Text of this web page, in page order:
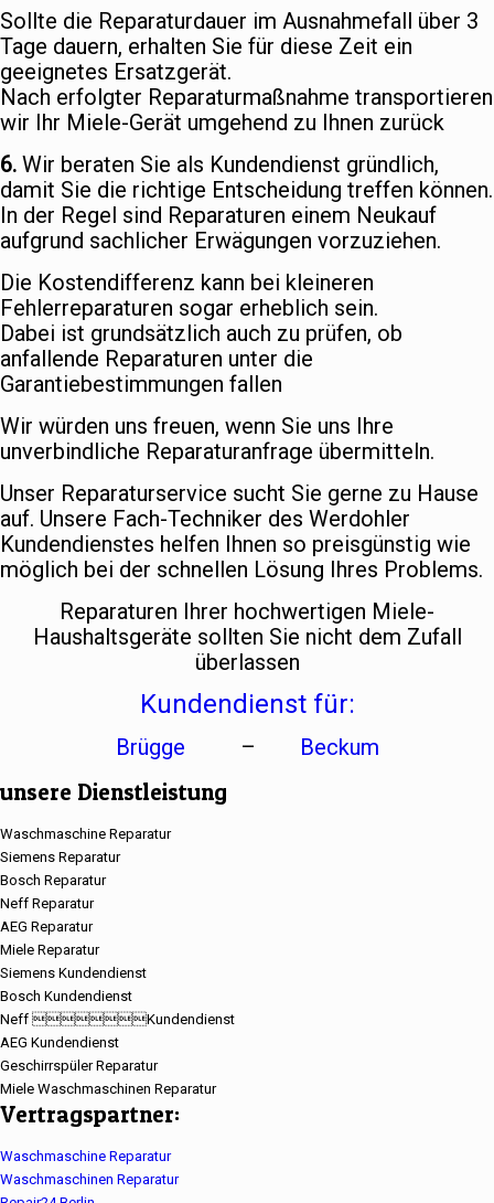
Sollte die Reparaturdauer im Ausnahmefall über 3
Tage dauern, erhalten Sie für diese Zeit ein
geeignetes Ersatzgerät.
Nach erfolgter Reparaturmaßnahme transportieren
wir Ihr Miele-Gerät umgehend zu Ihnen zurück
6. Wir beraten Sie als Kundendienst gründlich,
damit Sie die richtige Entscheidung treffen können.
In der Regel sind Reparaturen einem Neukauf
aufgrund sachlicher Erwägungen vorzuziehen.
Die Kostendifferenz kann bei kleineren
Fehlerreparaturen sogar erheblich sein.
Dabei ist grundsätzlich auch zu prüfen, ob
anfallende Reparaturen unter die
Garantiebestimmungen fallen
Wir würden uns freuen, wenn Sie uns Ihre
unverbindliche Reparaturanfrage übermitteln.
Unser Reparaturservice sucht Sie gerne zu Hause
auf. Unsere Fach-Techniker des Werdohler
Kundendienstes helfen Ihnen so preisgünstig wie
möglich bei der schnellen Lösung Ihres Problems.
Reparaturen Ihrer hochwertigen Miele-
Haushaltsgeräte sollten Sie nicht dem Zufall
überlassen
Kundendienst für:
Brügge – Beckum
unsere Dienstleistung
Waschmaschine Reparatur
Siemens Reparatur
Bosch Reparatur
Neff Reparatur
AEG Reparatur
Miele Reparatur
Siemens Kundendienst
Bosch Kundendienst
Neff Kundendienst
AEG Kundendienst
Geschirrspüler Reparatur
Miele Waschmaschinen Reparatur
Vertragspartner:
Waschmaschine Reparatur
Waschmaschinen Reparatur